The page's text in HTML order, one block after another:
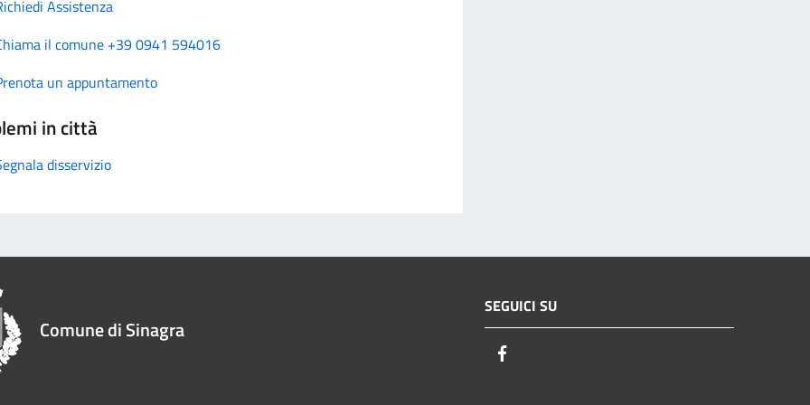
Assistenza
il comune +39 0941 594016
un appuntamento
in città
disservizio
Comune di Sinagra
SEGUICI SU